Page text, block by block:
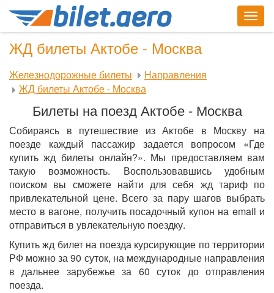
ЖД билеты Актобе - Москва
Железнодорожные билеты
Направления
ЖД билеты Актобе - Москва
Билеты на поезд Актобе - Москва
Собираясь в путешествие из Актобе в Москву на
поезде каждый пассажир задается вопросом «Где
купить жд билеты онлайн?». Мы предоставляем вам
такую возможность. Воспользовавшись удобным
поиском вы сможете найти для себя жд тариф по
привлекательной цене. Всего за пару шагов выбрать
место в вагоне, получить посадочный купон на email и
отправиться в увлекательную поездку.
Купить жд билет на поезда курсирующие по территории
РФ можно за 90 суток, на международные направления
в дальнее зарубежье за 60 суток до отправления
поезда.